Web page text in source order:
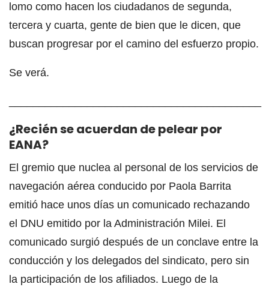
lomo como hacen los ciudadanos de segunda,
tercera y cuarta, gente de bien que le dicen, que
buscan progresar por el camino del esfuerzo propio.
Se verá.
¿Recién se acuerdan de pelear por
EANA?
El gremio que nuclea al personal de los servicios de
navegación aérea conducido por Paola Barrita
emitió hace unos días un comunicado rechazando
el DNU emitido por la Administración Milei. El
comunicado surgió después de un conclave entre la
conducción y los delegados del sindicato, pero sin
la participación de los afiliados. Luego de la